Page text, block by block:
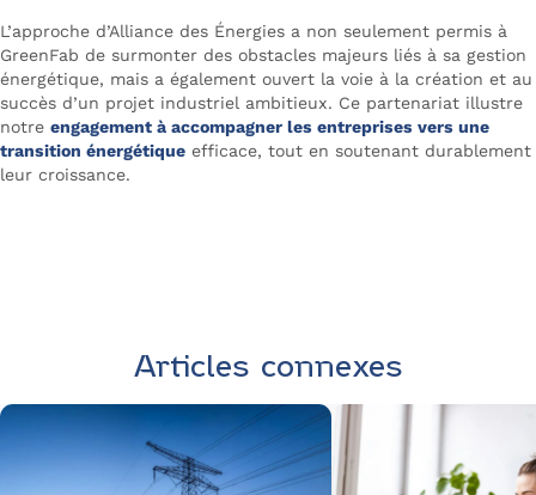
L’approche d’Alliance des Énergies a non seulement permis à
GreenFab de surmonter des obstacles majeurs liés à sa gestion
énergétique, mais a également ouvert la voie à la création et au
succès d’un projet industriel ambitieux. Ce partenariat illustre
notre engagement à accompagner les entreprises vers une
transition énergétique efficace, tout en soutenant durablement
leur croissance.
Articles connexes